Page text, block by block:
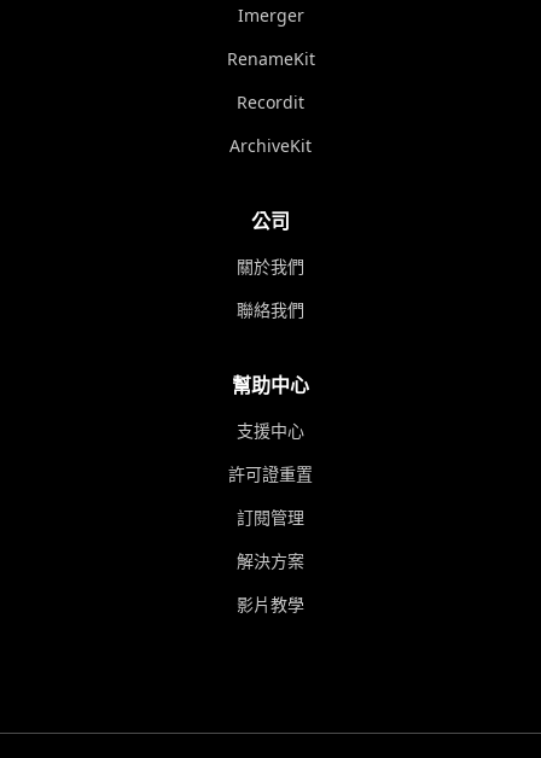
Imerger
RenameKit
Recordit
ArchiveKit
公司
關於我們
聯絡我們
幫助中心
支援中心
許可證重置
訂閱管理
解決方案
影片教學